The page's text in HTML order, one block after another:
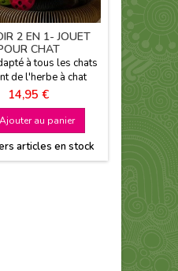
2 EN 1- JOUET
CHAT
à tous les chats
de l'herbe à chat
Prix
14,95 €
Ajouter au panier
articles en stock